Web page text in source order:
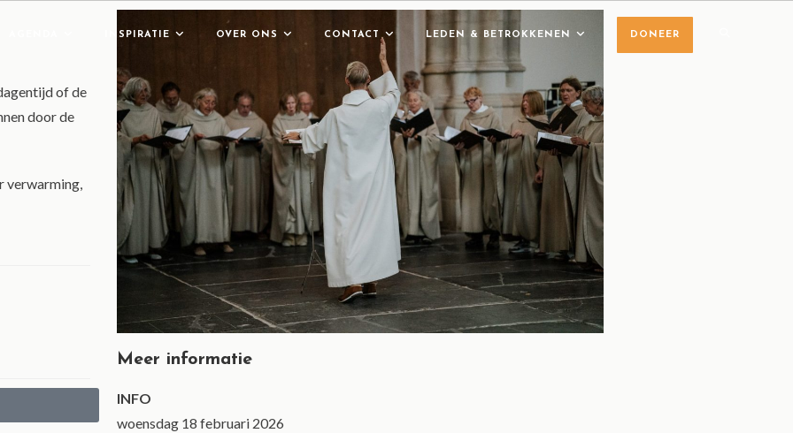
INSPIRATIE OVER ONS CONTACT LEDEN & BETROKKENEN DONEER
of de
door de
verwarming,
Meer informatie
INFO
woensdag 18 februari 2026